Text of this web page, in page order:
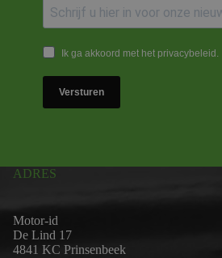
Ik ga akkoord met het privacybeleid.
Versturen
ADRES
Motor-id
De Lind 17
4841 KC Prinsenbeek